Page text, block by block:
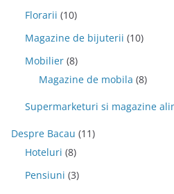
Florarii (10)
Magazine de bijuterii (10)
Mobilier (8)
Magazine de mobila (8)
Supermarketuri si magazine
Despre Bacau (11)
Hoteluri (8)
Pensiuni (3)